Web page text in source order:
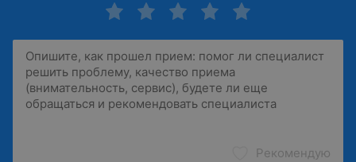
Рекомендую